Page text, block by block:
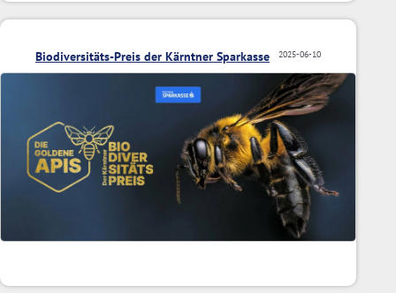
2025-06-10
Biodiversitäts-Preis der Kärntner Sparkasse